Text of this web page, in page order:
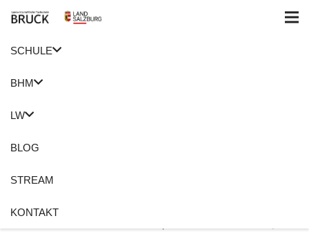
SCHULE
BHM
LW
BLOG
STREAM
KONTAKT